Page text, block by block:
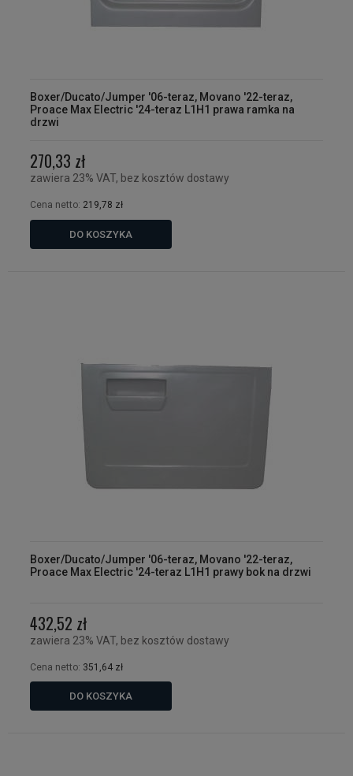
Boxer/Ducato/Jumper '06-teraz, Movano '22-teraz,
Proace Max Electric '24-teraz L1H1 prawa ramka na
drzwi
270,33 zł
zawiera 23% VAT, bez kosztów dostawy
Cena netto: 219,78 zł
DO KOSZYKA
Boxer/Ducato/Jumper '06-teraz, Movano '22-teraz,
Proace Max Electric '24-teraz L1H1 prawy bok na drzwi
432,52 zł
zawiera 23% VAT, bez kosztów dostawy
Cena netto: 351,64 zł
DO KOSZYKA